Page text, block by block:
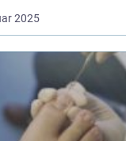
2025